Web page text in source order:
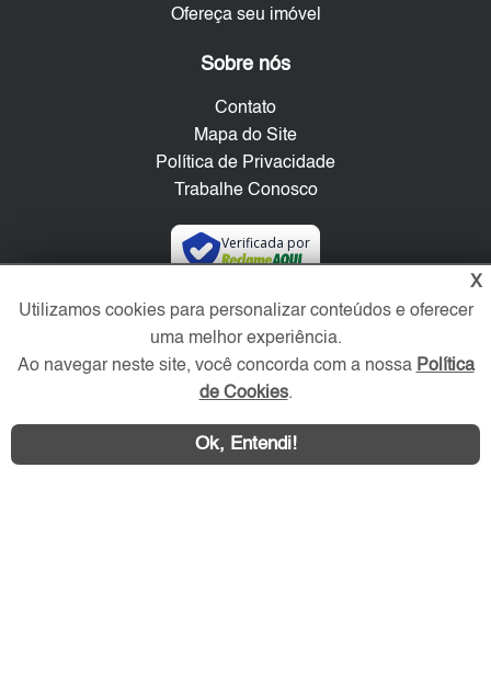
Ofereça seu imóvel
Sobre nós
Contato
Mapa do Site
Política de Privacidade
Trabalhe Conosco
Verificada por
Redes Sociais
X
Utilizamos cookies para personalizar conteúdos e oferecer
uma melhor experiência.
Ao navegar neste site, você concorda com a nossa Política
de Cookies.
Ok, Entendi!